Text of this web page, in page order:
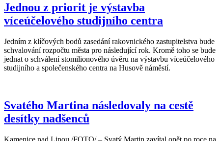
Jednou z priorit je výstavba
víceúčelového studijního centra
Jedním z klíčových bodů zasedání rakovnického zastupitelstva bude
schvalování rozpočtu města pro následující rok. Kromě toho se bude
jednat o schválení stomilionového úvěru na výstavbu víceúčelového
studijního a společenského centra na Husově náměstí.
Svatého Martina následovaly na cestě
desítky nadšenců
Kamenice nad Lipou /FOTO/ – Svatý Martin zavítal opět po roce na